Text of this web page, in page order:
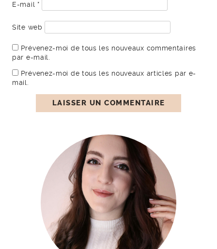
E-mail *
Site web
Prévenez-moi de tous les nouveaux commentaires
par e-mail.
Prévenez-moi de tous les nouveaux articles par e-
mail.